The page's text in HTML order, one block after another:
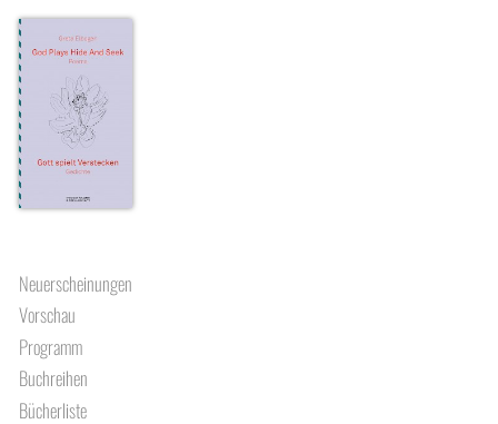
Neuerscheinungen
Vorschau
Programm
Buchreihen
Bücherliste